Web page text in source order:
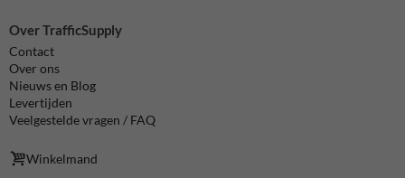
Over TrafficSupply
Contact
Over ons
Nieuws en Blog
Levertijden
Veelgestelde vragen / FAQ
Winkelmand